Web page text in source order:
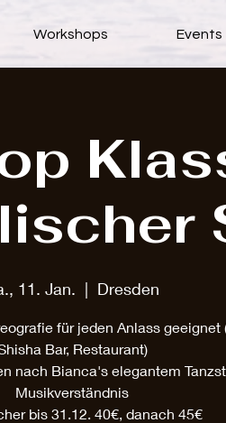
11. Jan.
  |
Dresden
für jeden Anlass geeignet
Bar, Restaurant)
nach Bianca's elegantem
Musikverständnis
bis 31.12. 40€, danach 45€
Workshops Events